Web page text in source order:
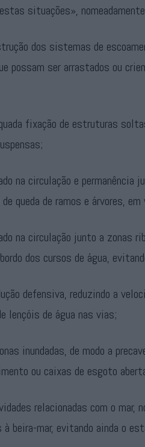
situações»,
dos sistemas de
possam ser arrastados ou
fixação de estruturas
na circulação e permanência
queda de ramos e árvores,
na circulação junto a zonas
dos cursos de água,
defensiva, reduzindo a
lençóis de água nas vias;
inundadas, de modo a
ou caixas de esgoto
relacionadas com o mar,
beira-mar, evitando ainda o